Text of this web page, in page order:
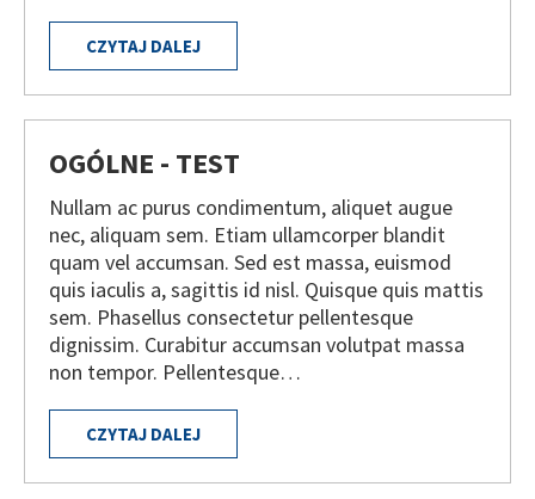
CZYTAJ DALEJ
OGÓLNE - TEST
Nullam ac purus condimentum, aliquet augue
nec, aliquam sem. Etiam ullamcorper blandit
quam vel accumsan. Sed est massa, euismod
quis iaculis a, sagittis id nisl. Quisque quis mattis
sem. Phasellus consectetur pellentesque
dignissim. Curabitur accumsan volutpat massa
non tempor. Pellentesque…
CZYTAJ DALEJ